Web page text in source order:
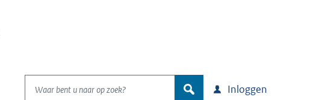
Waar bent u naar op zoek?
zoek Inloggen